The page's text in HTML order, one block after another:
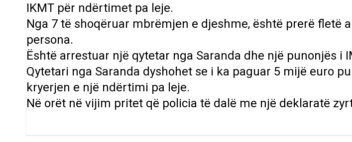
IKMT për ndërtimet pa leje.
Nga 7 të shoqëruar mbrëmjen e djeshme, është prerë fletë
persona.
Është arrestuar një qytetar nga Saranda dhe një punonjës i
Qytetari nga Saranda dyshohet se i ka paguar 5 mijë euro
kryerjen e një ndërtimi pa leje.
Në orët në vijim pritet që policia të dalë me një deklaratë